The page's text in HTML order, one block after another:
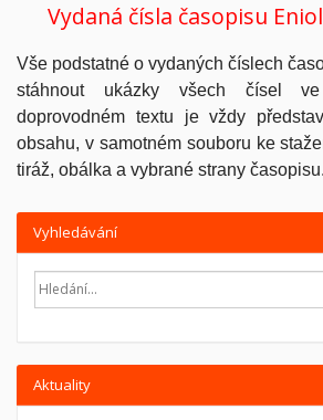
Vydaná čísla časopisu
Vše podstatné o vydaných číslech
stáhnout ukázky všech čísel
doprovodném textu je vždy
obsahu, v samotném souboru ke
tiráž, obálka a vybrané strany časopisu.
Vyhledávání
Aktuality